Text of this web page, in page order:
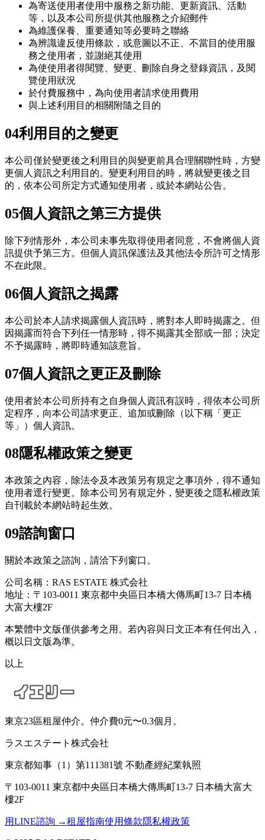
為寄送使用者使用中服務之新功能、更新資訊、活動
等，以及本公司所提供其他服務之介紹郵件
為維護保養、重要通知等必要時之聯絡
為辨識違反使用條款，或意圖以不正、不當目的使用服
務之使用者，並謝絕其使用
為使使用者得閱覽、變更、刪除自身之登錄資訊，及閱
覽使用狀況
於付費服務中，為向使用者請求使用費用
與上述利用目的相關附隨之目的
04利用目的之變更
本公司僅於變更後之利用目的與變更前具合理關聯性時，方變
更個人資訊之利用目的。變更利用目的時，將就變更後之目
的，依本公司所定方式通知使用者，或於本網站公告。
05個人資訊之第三方提供
除下列情形外，本公司未事先取得使用者同意，不會將個人資
訊提供予第三方。但個人資訊保護法及其他法令所許可之情形
不在此限。
06個人資訊之揭露
本公司於本人請求揭露個人資訊時，將對本人即時揭露之。但
因揭露而符合下列任一情形時，得不揭露其全部或一部；決定
不予揭露時，將即時通知該意旨。
07個人資訊之更正及刪除
使用者於本公司所持有之自身個人資訊有誤時，得依本公司所
定程序，向本公司請求更正、追加或刪除（以下稱「更正
等」）個人資訊。
08隱私權政策之變更
本政策之內容，除法令及本政策另有規定之事項外，得不通知
使用者逕行變更。除本公司另有規定外，變更後之隱私權政策
自刊載於本網站時起生效。
09諮詢窗口
關於本政策之諮詢，請洽下列窗口。
公司名稱：RAS ESTATE 株式会社
地址：〒103-0011 東京都中央區日本橋大傳馬町13-7 日本橋
大富大樓2F
本繁體中文版僅供參考之用。若內容與日文正本有任何出入，
概以日文版為準。
以上
東京23區租屋仲介。仲介費0元〜0.3個月。
ラスエステート株式会社
東京都知事（1）第111381號 不動產經紀業執照
〒103-0011 東京都中央區日本橋大傳馬町13-7 日本橋大富大
樓2F
用LINE諮詢 →租屋指南使用條款隱私權政策